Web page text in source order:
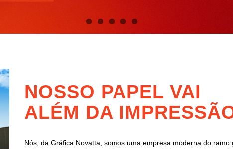
NOSSO PAPEL VAI
ALÉM DA
Nós, da Gráfica Novatta, somos uma empresa moderna do